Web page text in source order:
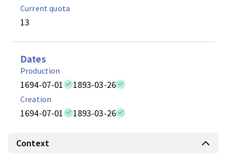
Current quota
13
Dates
Production
1694-07-01 1893-03-26
Creation
1694-07-01 1893-03-26
Context